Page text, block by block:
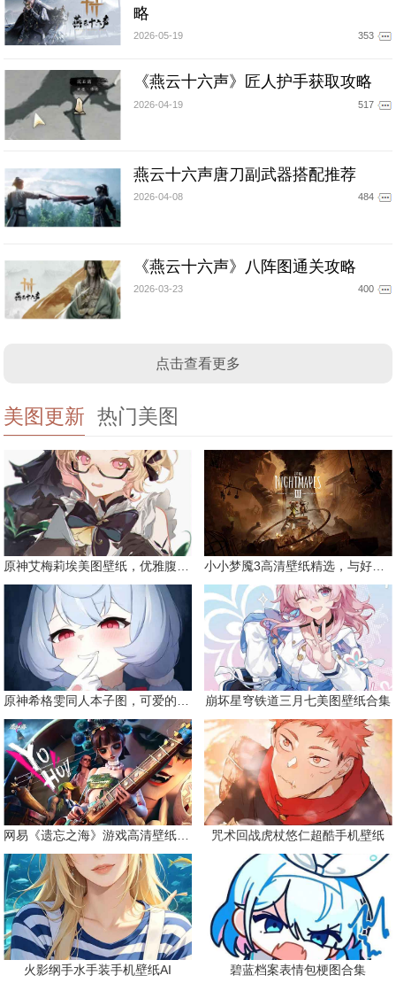
略
2026-05-19 353
《燕云十六声》匠人护手获取攻略
2026-04-19 517
燕云十六声唐刀副武器搭配推荐
2026-04-08 484
《燕云十六声》八阵图通关攻略
2026-03-23 400
点击查看更多
美图更新 热门美图
小小梦魇3高清壁纸精选，与好友一同面对恐惧
崩坏星穹铁道三月七美图壁纸合集
咒术回战虎杖悠仁超酷手机壁纸
火影纲手水手装手机壁纸AI 碧蓝档案表情包梗图合集